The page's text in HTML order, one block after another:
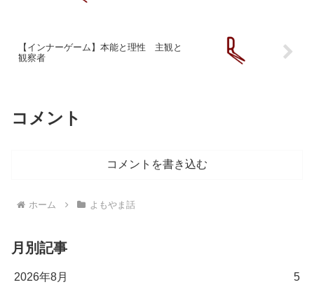
【インナーゲーム】本能と理性 主観と
観察者
コメント
コメントを書き込む
ホーム よもやま話
月別記事
2026年8月 5